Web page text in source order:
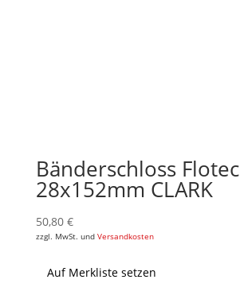
Bänderschloss Flotec
28x152mm CLARK
50,80 €
zzgl. MwSt. und Versandkosten
Auf Merkliste setzen